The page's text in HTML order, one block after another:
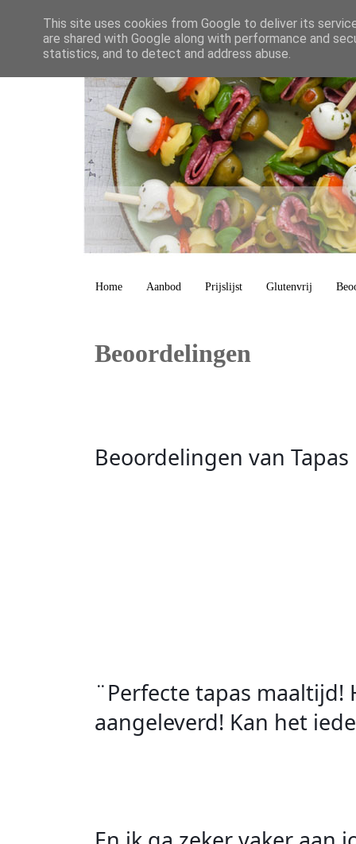
Home Aanbod Prijslijst Glutenvrij
Beoordelingen
Beoordelingen van Tapas
¨Perfecte tapas
aangeleverd! Kan het
This site uses cookies from Google to deliver its
are shared with Google along with performance and
statistics, and to detect and address abuse.